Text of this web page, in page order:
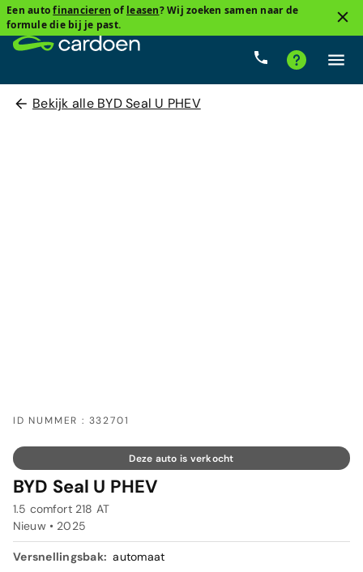
Een autofinancieren of leasen? Wij zoeken samen naar de
formule die bij je past.
Bekijk alle BYD Seal U PHEV
ID NUMMER : 332701
Deze auto is verkocht
BYD Seal U PHEV
1.5 comfort 218 AT
Nieuw • 2025
Versnellingsbak: automaat